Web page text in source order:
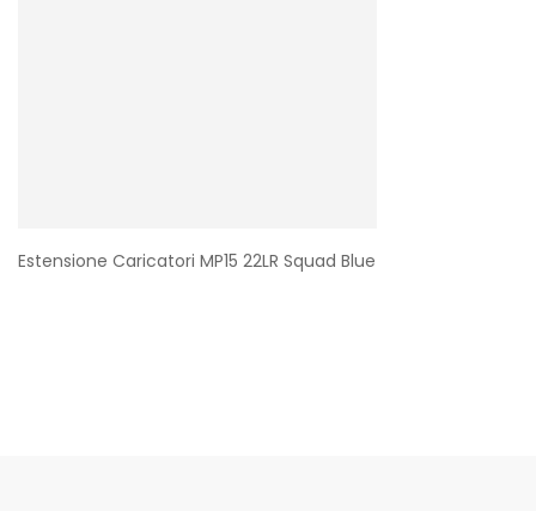
Estensione Caricatori MP15 22LR Squad Blue